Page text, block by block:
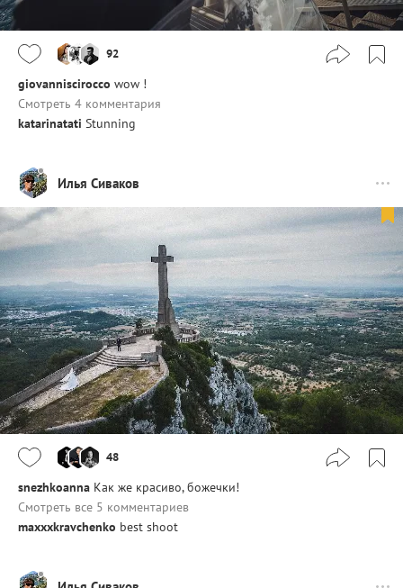
92
giovanniscirocco wow !
Смотреть 4 комментария
katarinatati Stunning
Илья Сиваков
48
snezhkoanna Как же красиво, божечки!
Смотреть все 5 комментариев
maxxxkravchenko best shoot